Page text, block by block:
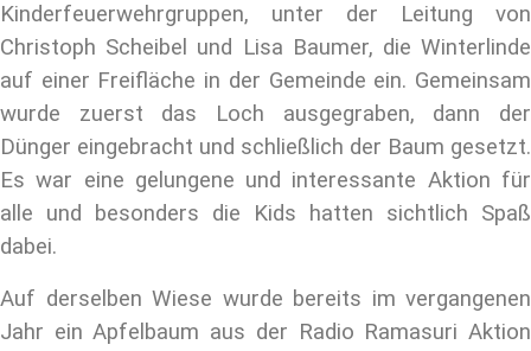
Kinderfeuerwehrgruppen, unter der Leitung von
Christoph Scheibel und Lisa Baumer, die Winterlinde
auf einer Freifläche in der Gemeinde ein. Gemeinsam
wurde zuerst das Loch ausgegraben, dann der
Dünger eingebracht und schließlich der Baum gesetzt.
Es war eine gelungene und interessante Aktion für
alle und besonders die Kids hatten sichtlich Spaß
dabei.
Auf derselben Wiese wurde bereits im vergangenen
Jahr ein Apfelbaum aus der Radio Ramasuri Aktion